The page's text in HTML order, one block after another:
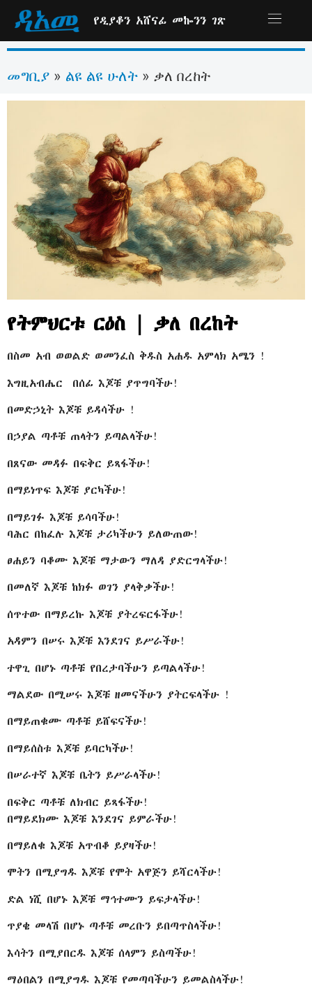
የዲያቆን አሸናፊ መኰንን ገጽ
መግቢያ » ልዩ ልዩ ሁለት » ቃለ በረከት
የትምህርቱ ርዕስ | ቃለ በረከት
በስመ አብ ወወልድ ወመንፈስ ቅዱስ አሐዱ አምላክ አሜን !
እግዚአብሔር በሰፊ እጆቹ ያጥግባችሁ!
በመድኃኒት እጆቹ ይዳሳችሁ !
በኃያል ጣቶቹ ጠላትን ይጣልላችሁ!
በጸናው መዳፉ በፍቅር ይጻፋችሁ!
በማይነጥፍ እጆቹ ያርካችሁ!
በማይገፉ እጆቹ ይሳባችሁ!
ባሕር በከፈሉ እጆቹ ታሪካችሁን ይለውጠው!
ፀሐይን ባቆሙ እጆቹ ማታውን ማለዳ ያድርግላችሁ!
በመለኛ እጆቹ ከክፉ ወገን ያላቅቃችሁ!
ሰጥተው በማይረኩ እጆቹ ያትረፍርፋችሁ!
አዳምን በሠሩ እጆቹ እንደገና ይሥራችሁ!
ተዋጊ በሆኑ ጣቶቹ የበረታባችሁን ይጣልላችሁ!
ማልደው በሚሠሩ እጆቹ ዘመናችሁን ያትርፍላችሁ !
በማይጠቁሙ ጣቶቹ ይሸፍናችሁ!
በማይሰስቱ እጆቹ ይባርካችሁ!
በሠራተኛ እጆቹ ቤትን ይሥራላችሁ!
በፍቅር ጣቶቹ ለክብር ይጻፋችሁ!
በማይደክሙ እጆቹ እንደገና ይምራችሁ!
በማይለቁ እጆቹ አጥብቆ ይያዛችሁ!
ሞትን በሚያግዱ እጆቹ የሞት አዋጅን ይሻርላችሁ!
ድል ነሺ በሆኑ እጆቹ ማኅተሙን ይፍታላችሁ!
ጥያቄ መላሽ በሆኑ ጣቶቹ መረቡን ይበጣጥስላችሁ!
እሳትን በሚያበርዱ እጆቹ ሰላምን ይስጣችሁ!
ማዕበልን በሚያግዱ እጆቹ የመጣባችሁን ይመልስላችሁ!